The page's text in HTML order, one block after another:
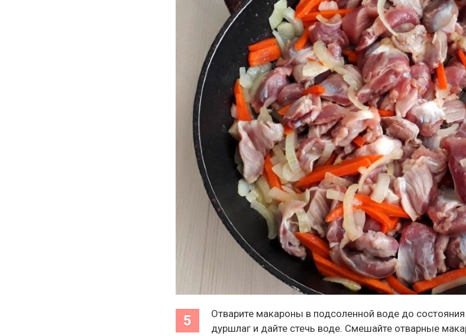
Отварите макароны в подсоленной воде до состояния
дуршлаг и дайте стечь воде. Смешайте отварные